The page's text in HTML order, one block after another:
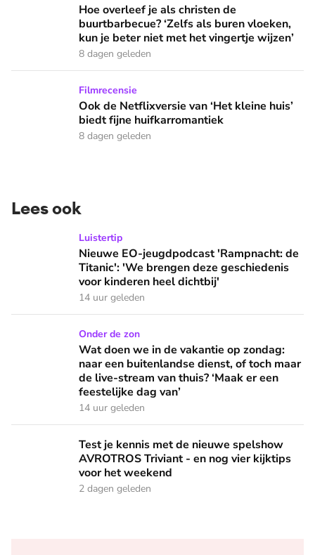
Hoe overleef je als christen de buurtbarbecue? ‘Zelfs als
Hoe overleef je als christen de
buurtbarbecue? ‘Zelfs als buren vloeken,
kun je beter niet met het vingertje wijzen’
8 dagen geleden
Ook de Netflixversie van ‘Het kleine huis’ biedt fijne
Filmrecensie
Ook de Netflixversie van ‘Het kleine huis’
biedt fijne huifkarromantiek
8 dagen geleden
Lees ook
Nieuwe EO-jeugdpodcast 'Rampnacht: de Titanic': 'We
Luistertip
Nieuwe EO-jeugdpodcast 'Rampnacht: de
Titanic': 'We brengen deze geschiedenis
voor kinderen heel dichtbij'
14 uur geleden
Wat doen we in de vakantie op zondag: naar een
Onder de zon
Wat doen we in de vakantie op zondag:
naar een buitenlandse dienst, of toch maar
de live-stream van thuis? ‘Maak er een
feestelijke dag van’
14 uur geleden
Test je kennis met de nieuwe spelshow AVROTROS
Test je kennis met de nieuwe spelshow
AVROTROS Triviant - en nog vier kijktips
voor het weekend
2 dagen geleden